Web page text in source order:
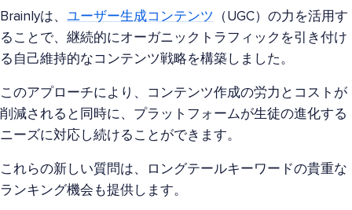
Brainlyは、 ユーザー生成コンテンツ
（UGC）の力を活用す
ることで、継続的にオーガニックトラフィックを引き付け
る自己維持的なコンテンツ戦略を構築しました。
このアプローチにより、コンテンツ作成の労力とコストが
削減されると同時に、プラットフォームが生徒の進化する
ニーズに対応し続けることができます。
これらの新しい質問は、ロングテールキーワードの貴重な
ランキング機会も提供します。